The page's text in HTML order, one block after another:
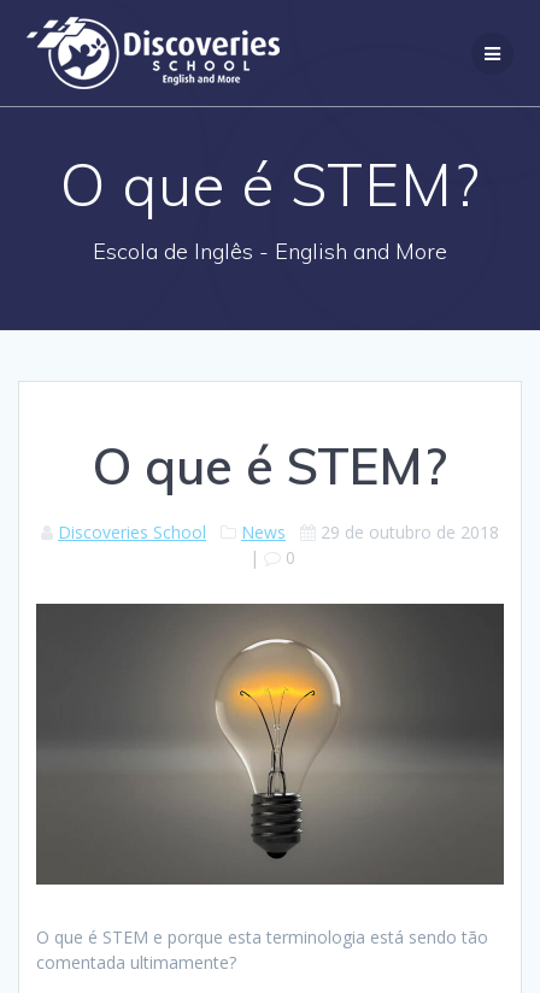
to
content
O que é STEM?
Escola de Inglês - English and More
O que é STEM?
Discoveries School News
29 de outubro de 2018
|
0
O que é STEM e porque esta terminologia está sendo tão
comentada ultimamente?